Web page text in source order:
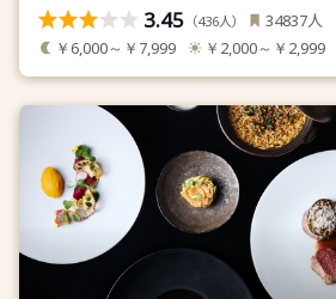
3.45 （436人） 34837人
￥6,000～￥7,999 ￥2,000～￥2,999